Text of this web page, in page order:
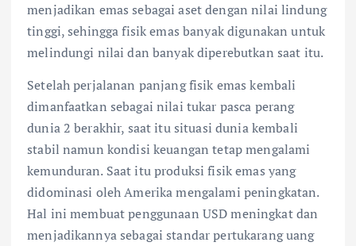
menjadikan emas sebagai aset dengan nilai lindung
tinggi, sehingga fisik emas banyak digunakan untuk
melindungi nilai dan banyak diperebutkan saat itu.
Setelah perjalanan panjang fisik emas kembali
dimanfaatkan sebagai nilai tukar pasca perang
dunia 2 berakhir, saat itu situasi dunia kembali
stabil namun kondisi keuangan tetap mengalami
kemunduran. Saat itu produksi fisik emas yang
didominasi oleh Amerika mengalami peningkatan.
Hal ini membuat penggunaan USD meningkat dan
menjadikannya sebagai standar pertukarang uang